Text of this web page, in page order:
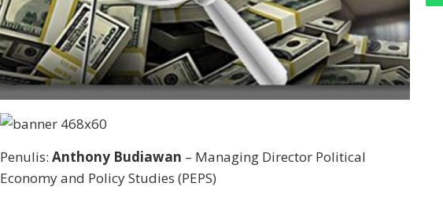
Penulis: Anthony Budiawan – Managing Director Political
Economy and Policy Studies (PEPS)